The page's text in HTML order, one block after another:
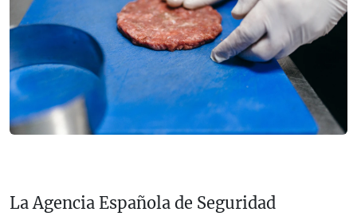
La Agencia Española de Seguridad